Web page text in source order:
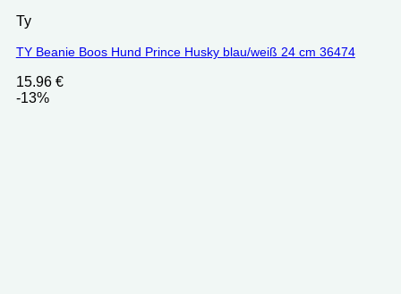
Ty
TY Beanie Boos Hund Prince Husky blau/weiß 24 cm 36474
15.96 €
-13%